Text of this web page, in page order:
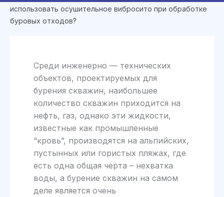
использовать осушительное вибросито при обработке
буровых отходов?
Среди инженерно — технических
объектов, проектируемых для
бурения скважин, наибольшее
количество скважин приходится на
нефть, газ, однако эти жидкости,
известные как промышленные
“кровь”, производятся на альпийских,
пустынных или гористых пляжах, где
есть одна общая черта – нехватка
воды, а бурение скважин на самом
деле является очень